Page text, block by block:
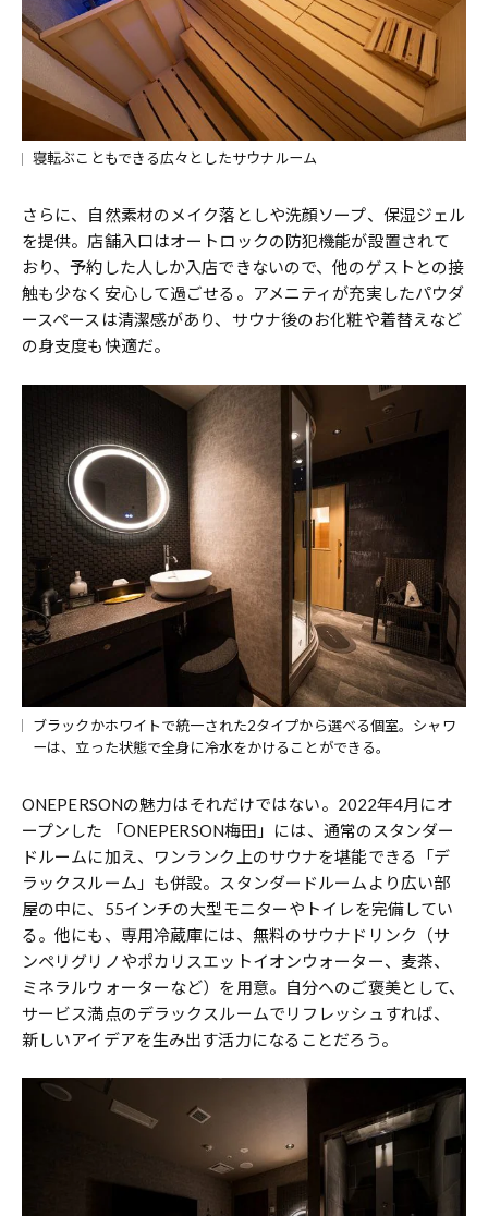
寝転ぶこともできる広々としたサウナルーム
さらに、自然素材のメイク落としや洗顔ソープ、保湿ジェル
を提供。店舗入口はオートロックの防犯機能が設置されて
おり、予約した人しか入店できないので、他のゲストとの接
触も少なく安心して過ごせる。アメニティが充実したパウダ
ースペースは清潔感があり、サウナ後のお化粧や着替えなど
の身支度も快適だ。
ブラックかホワイトで統一された2タイプから選べる個室。シャワ
ーは、立った状態で全身に冷水をかけることができる。
ONEPERSONの魅力はそれだけではない。2022年4月にオ
ープンした 「ONEPERSON梅田」には、通常のスタンダー
ドルームに加え、ワンランク上のサウナを堪能できる「デ
ラックスルーム」も併設。スタンダードルームより広い部
屋の中に、55インチの大型モニターやトイレを完備してい
る。他にも、専用冷蔵庫には、無料のサウナドリンク（サ
ンペリグリノやポカリスエットイオンウォーター、麦茶、
ミネラルウォーターなど）を用意。自分へのご褒美として、
サービス満点のデラックスルームでリフレッシュすれば、
新しいアイデアを生み出す活力になることだろう。